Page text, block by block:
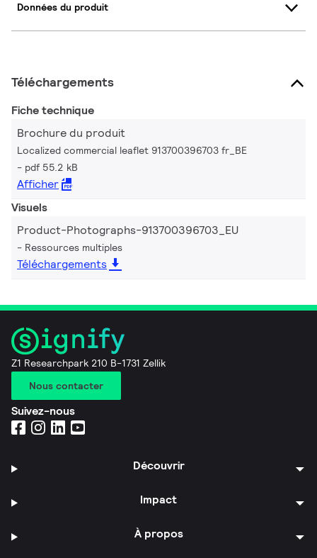
Données du produit
Téléchargements
Fiche technique
Brochure du produit
Localized commercial leaflet 913700396703 fr_BE
pdf 55.2 kB
Afficher
Visuels
Product-Photographs-913700396703_EU
Ressources multiples
Téléchargements
Z1 Researchpark 210 B-1731 Zellik
Nous contacter
Suivez-nous
Découvrir
Impact
À propos